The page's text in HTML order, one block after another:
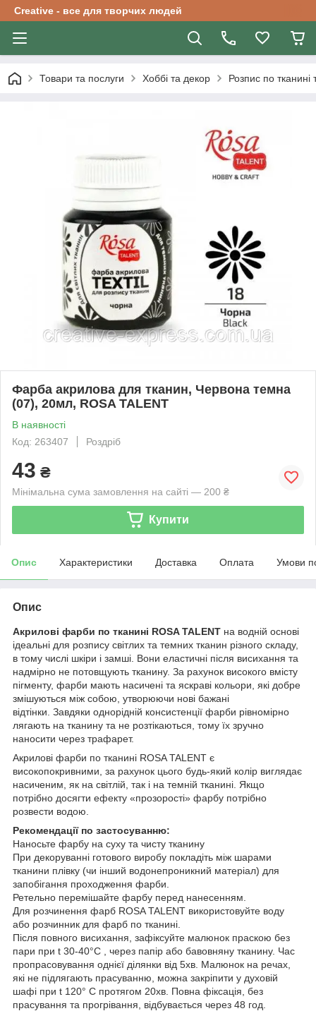
Creative - все для творчих людей
Товари та послуги Хоббі та декор Розпис по тканині
Фарба акрилова для тканин, Червона темна
(07), 20мл, ROSA TALENT
В наявності
Код: 263407
Роздріб
43 ₴
Мінімальна сума замовлення на сайті — 200 ₴
Купити
Опис Характеристики Доставка Оплата Умови
Опис
Акрилові фарби по тканині ROSA TALENT на водній основі
ідеальні для розпису світлих та темних тканин різного складу,
в тому числі шкіри і замші. Вони еластичні після висихання та
надмірно не потовщують тканину. За рахунок високого вмісту
пігменту, фарби мають насичені та яскраві кольори, які добре
змішуються між собою, утворюючи нові бажані
відтінки. Завдяки однорідній консистенції фарби рівномірно
лягають на тканину та не розтікаються, тому їх зручно
наносити через трафарет.
Акрилові фарби по тканині ROSA TALENT є
високопокривними, за рахунок цього будь-який колір виглядає
насиченим, як на світлій, так і на темній тканині. Якщо
потрібно досягти ефекту «прозорості» фарбу потрібно
розвести водою.
Рекомендації по застосуванню:
Наносьте фарбу на суху та чисту тканину
При декоруванні готового виробу покладіть між шарами
тканини плівку (чи інший водонепроникний матеріал) для
запобігання проходження фарби.
Ретельно перемішайте фарбу перед нанесенням.
Для розчинення фарб ROSA TALENT використовуйте воду
або розчинник для фарб по тканині.
Після повного висихання, зафіксуйте малюнок праскою без
пари при t 30-40°С , через папір або бавовняну тканину. Час
пропрасовування однієї ділянки від 5хв. Малюнок на речах,
які не підлягають прасуванню, можна закріпити у духовій
шафі при t 120° С протягом 20хв. Повна фіксація, без
прасування та прогрівання, відбувається через 48 год.